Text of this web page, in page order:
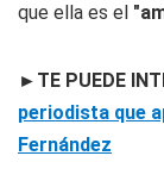
que ella es el
►TE PUEDE
periodista que
Fernández